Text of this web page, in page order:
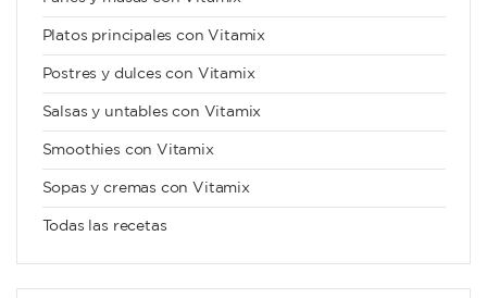
Platos principales con Vitamix
Postres y dulces con Vitamix
Salsas y untables con Vitamix
Smoothies con Vitamix
Sopas y cremas con Vitamix
Todas las recetas